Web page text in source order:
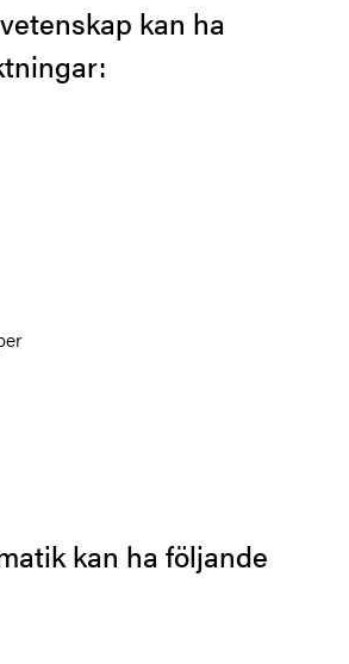
kan ha
kan ha följande